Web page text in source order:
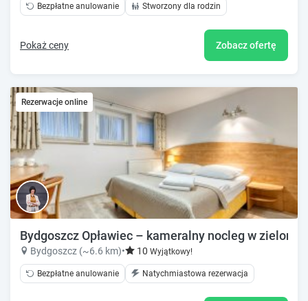
Bezpłatne anulowanie Stworzony dla rodzin
Pokaż ceny Zobacz ofertę
Rezerwacje online
Bydgoszcz Opławiec – kameralny nocleg w
Bydgoszcz (~6.6 km)• 10 Wyjątkowy!
Bezpłatne anulowanie Natychmiastowa rezerwacja